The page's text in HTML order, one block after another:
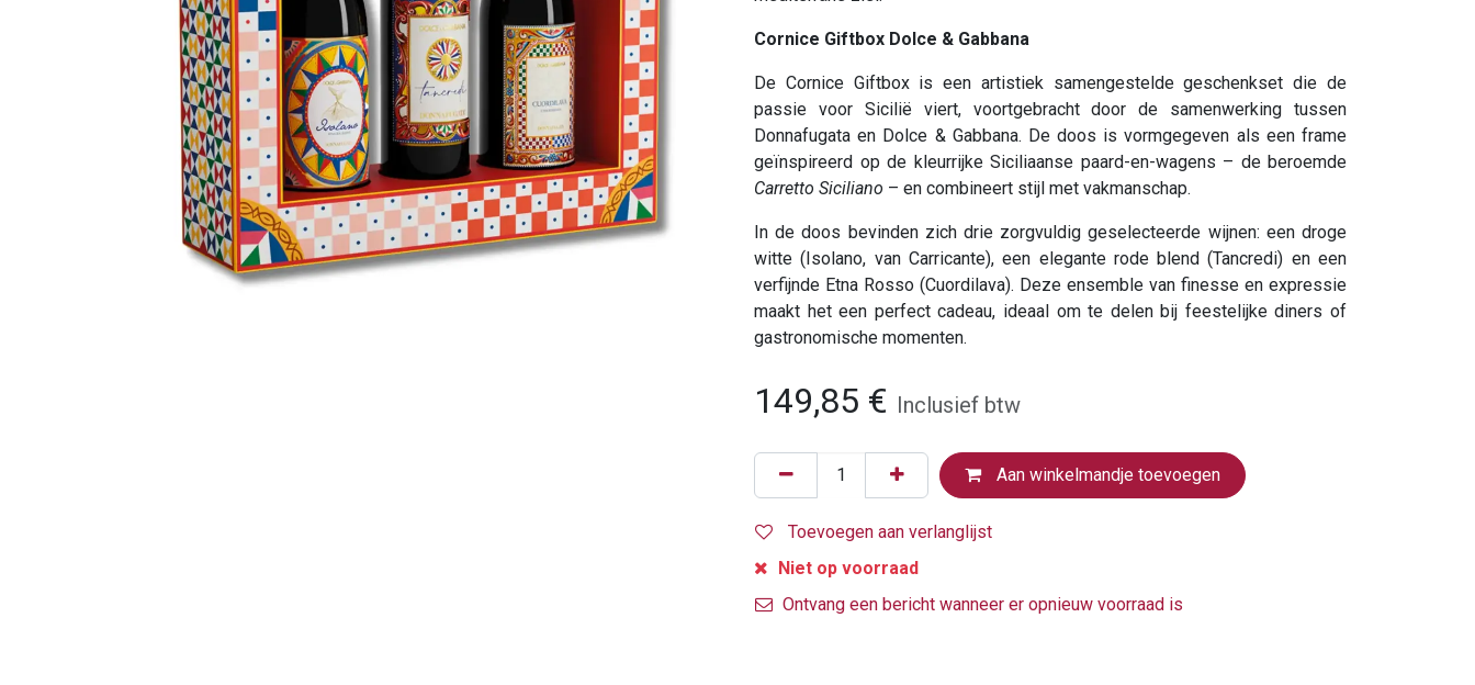
Cornice Giftbox Dolce & Gabbana
De Cornice Giftbox is een artistiek samengestelde geschenkset die de
passie voor Sicilië viert, voortgebracht door de samenwerking tussen
Donnafugata en Dolce & Gabbana. De doos is vormgegeven als een frame
geïnspireerd op de kleurrijke Siciliaanse paard-en-wagens – de beroemde
Carretto Siciliano – en combineert stijl met vakmanschap.
In de doos bevinden zich drie zorgvuldig geselecteerde wijnen: een droge
witte (Isolano, van Carricante), een elegante rode blend (Tancredi) en een
verfijnde Etna Rosso (Cuordilava). Deze ensemble van finesse en expressie
maakt het een perfect cadeau, ideaal om te delen bij feestelijke diners of
gastronomische momenten.
149,85 € Inclusief btw
Aan winkelmandje toevoegen
Toevoegen aan verlanglijst
Niet op voorraad
Ontvang een bericht wanneer er opnieuw voorraad is